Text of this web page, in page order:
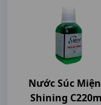
Nước Súc
Shining